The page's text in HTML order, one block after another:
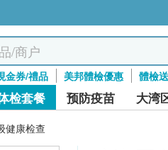
金券/禮品 美邦體檢優惠 體檢
检套餐 预防疫苗 大湾
健康检查